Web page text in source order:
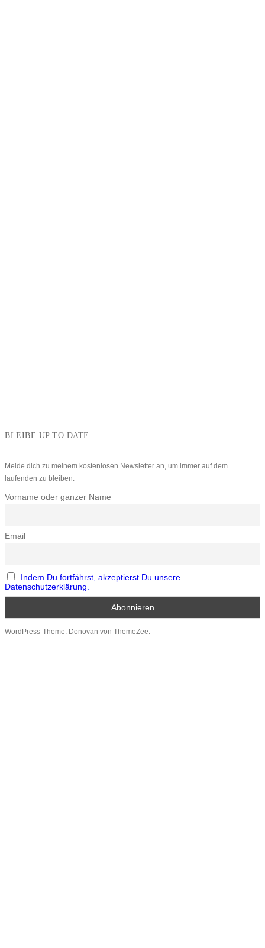
BLEIBE UP TO DATE
Melde dich zu meinem kostenlosen Newsletter an, um immer auf dem
laufenden zu bleiben.
Vorname oder ganzer Name
Email
Indem Du fortfährst, akzeptierst Du unsere
Datenschutzerklärung.
WordPress-Theme: Donovan von ThemeZee.